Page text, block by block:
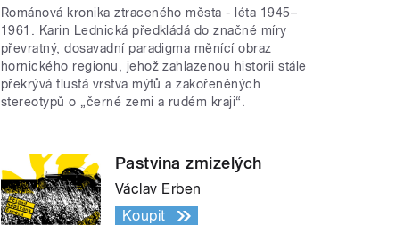
Románová kronika ztraceného města - léta 1945–
1961. Karin Lednická předkládá do značné míry
převratný, dosavadní paradigma měnící obraz
hornického regionu, jehož zahlazenou historii stále
překrývá tlustá vrstva mýtů a zakořeněných
stereotypů o „černé zemi a rudém kraji“.
Pastvina zmizelých
Václav Erben
Koupit